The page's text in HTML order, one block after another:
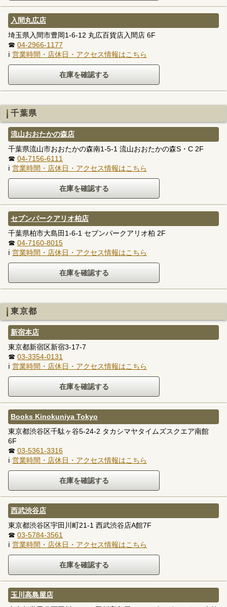
入間丸広店
埼玉県入間市豊岡1-6-12 丸広百貨店入間店 6F
☎ 04-2966-1177
ℹ 営業時間・店休日・アクセス情報はこちら
千葉県
流山おおたかの森店
千葉県流山市おおたかの森南1-5-1 流山おおたかの森S・C 2F
☎ 04-7156-6111
ℹ 営業時間・店休日・アクセス情報はこちら
セブンパークアリオ柏店
千葉県柏市大島田1-6-1 セブンパークアリオ柏 2F
☎ 04-7160-8015
ℹ 営業時間・店休日・アクセス情報はこちら
東京都
新宿本店
東京都新宿区新宿3-17-7
☎ 03-3354-0131
ℹ 営業時間・店休日・アクセス情報はこちら
Books Kinokuniya Tokyo
東京都渋谷区千駄ヶ谷5-24-2 タカシマヤタイムズスクエア南館
6F
☎ 03-5361-3316
ℹ 営業時間・店休日・アクセス情報はこちら
西武渋谷店
東京都渋谷区宇田川町21-1 西武渋谷店A館7F
☎ 03-5784-3561
ℹ 営業時間・店休日・アクセス情報はこちら
玉川高島屋店